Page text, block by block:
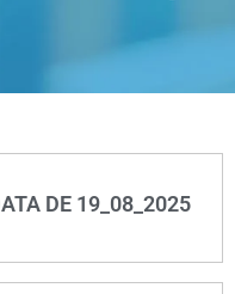
DE 19_08_2025